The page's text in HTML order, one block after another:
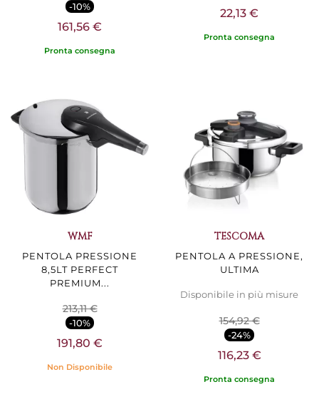
-10%
161,56 €
Pronta consegna
22,13 €
Pronta consegna
WMF
PENTOLA PRESSIONE
8,5LT PERFECT
PREMIUM...
213,11 €
-10%
191,80 €
Non Disponibile
TESCOMA
PENTOLA A PRESSIONE,
ULTIMA
Disponibile in più misure
154,92 €
-24%
116,23 €
Pronta consegna